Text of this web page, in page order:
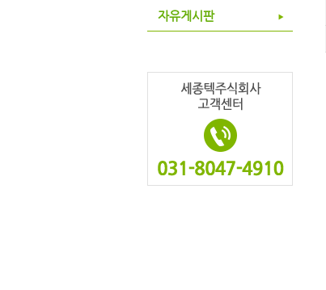
자유게시판